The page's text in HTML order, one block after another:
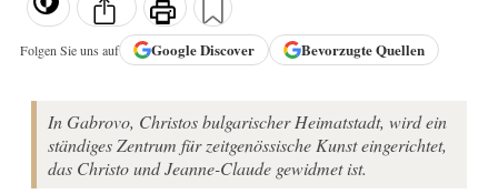
Folgen Sie uns auf GoogleDiscover Bevorzugte Quellen
In Gabrovo, Christos bulgarischer Heimatstadt, wird ein
ständiges Zentrum für zeitgenössische Kunst eingerichtet,
das Christo und Jeanne-Claude gewidmet ist.